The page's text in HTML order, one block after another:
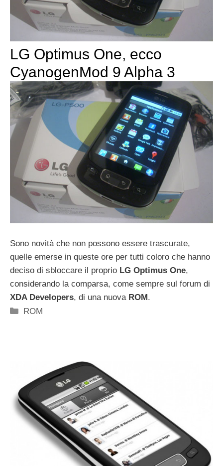
LG Optimus One, ecco
CyanogenMod 9 Alpha 3
Sono novità che non possono essere trascurate,
quelle emerse in queste ore per tutti coloro che hanno
deciso di sbloccare il proprio LG Optimus One,
considerando la comparsa, come sempre sul forum di
XDA Developers, di una nuova ROM .
Categorie
ROM